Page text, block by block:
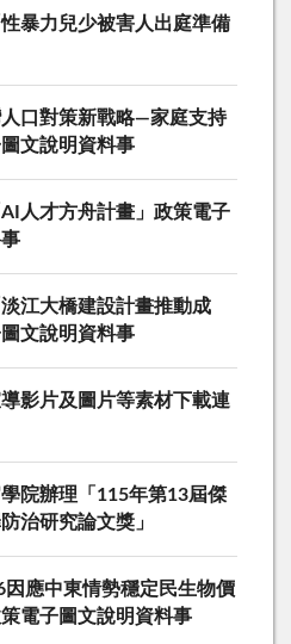
暴力兒少被害人出庭準備
口對策新戰略—家庭支持
文說明資料事
人才方舟計畫」政策電子
江大橋建設計畫推動成
文說明資料事
影片及圖片等素材下載連
院辦理「115年第13屆傑
治研究論文獎」
因應中東情勢穩定民生物價
電子圖文說明資料事